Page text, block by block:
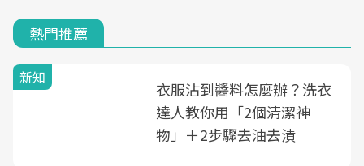
熱門推薦
新知
衣服沾到醬料怎麼辦？洗衣
達人教你用「2個清潔神
物」＋2步驟去油去漬